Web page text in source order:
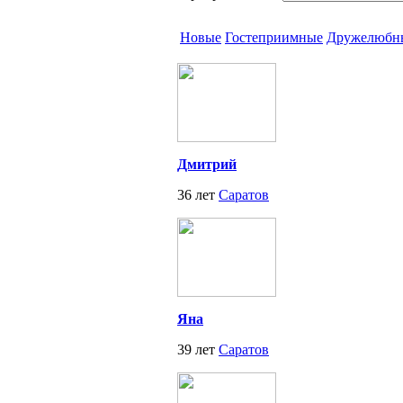
Новые Гостеприимные
Дмитрий
36 лет Саратов
Яна
39 лет Саратов